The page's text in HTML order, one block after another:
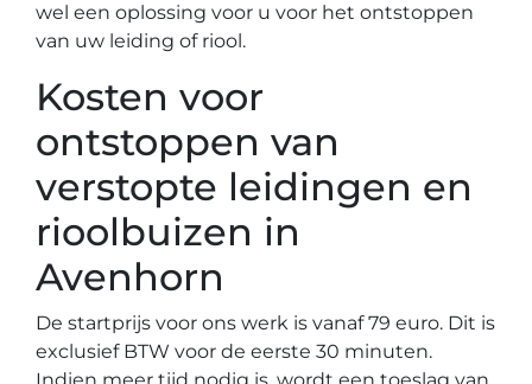
wel een oplossing voor u voor het ontstoppen
van uw leiding of riool.
Kosten voor
ontstoppen van
verstopte leidingen en
rioolbuizen in
Avenhorn
De startprijs voor ons werk is vanaf 79 euro. Dit is
exclusief BTW voor de eerste 30 minuten.